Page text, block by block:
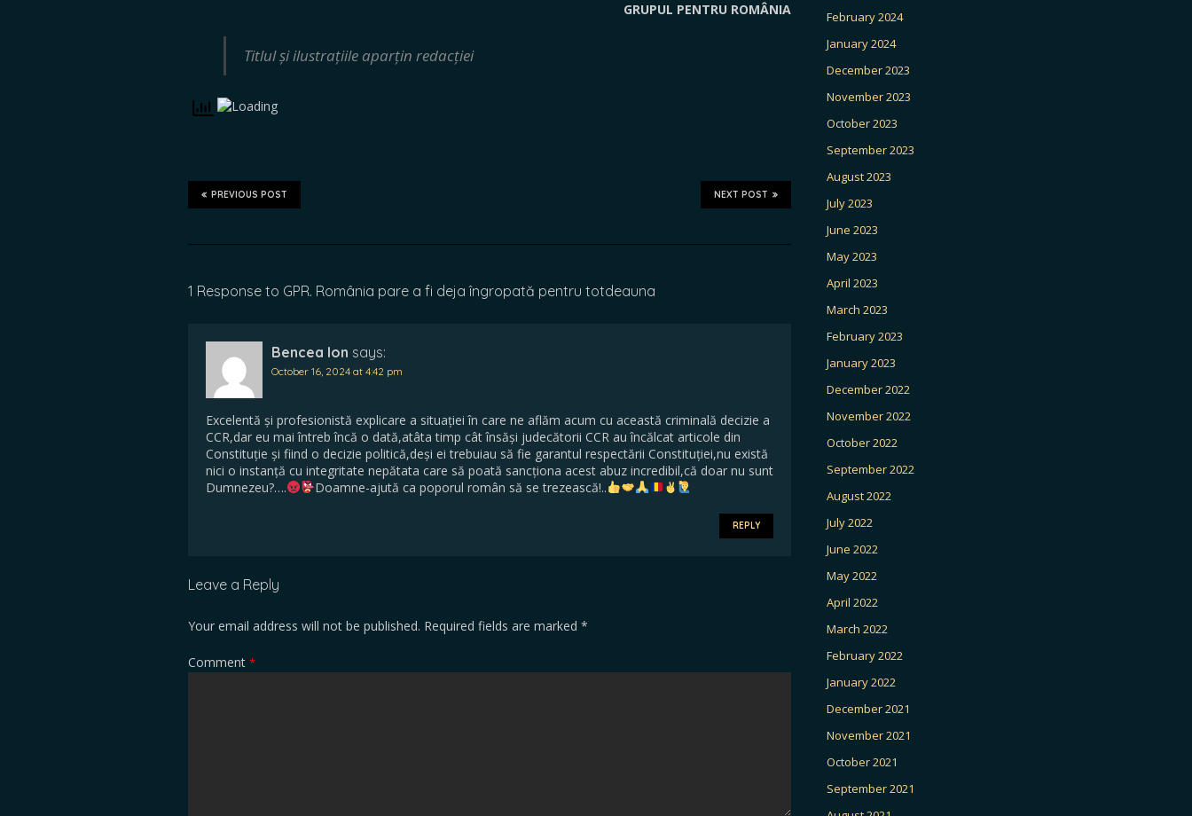
GRUPUL PENTRU ROMÂNIA
Titlul și ilustrațiile aparțin redacției
NEXT POST
PREVIOUS POST
1 Response to GPR. România pare a fi deja îngropată pentru totdeauna
Bencea Ion says:
October 16, 2024 at 4:42 pm
Excelentă și profesionistă explicare a situației în care ne aflăm acum cu această criminală decizie a
CCR,dar eu mai întreb încă o dată,atâta timp cât însăși judecătorii CCR au încălcat articole din
Constituție și fiind o decizie politică,deși ei trebuiau să fie garantul respectării Constituției,nu există
nici o instanță cu integritate nepătata care să poată sancționa acest abuz incredibil,că doar nu sunt
Dumnezeu?….
Doamne-ajută ca poporul român să se trezească!..
REPLY
Leave a Reply
Your email address will not be published. Required fields are marked *
Comment *
February 2024
January 2024
December 2023
November 2023
October 2023
September 2023
August 2023
July 2023
June 2023
May 2023
April 2023
March 2023
February 2023
January 2023
December 2022
November 2022
October 2022
September 2022
August 2022
July 2022
June 2022
May 2022
April 2022
March 2022
February 2022
January 2022
December 2021
November 2021
October 2021
September 2021